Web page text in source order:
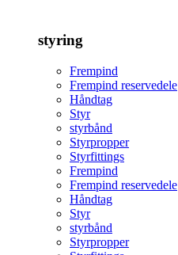
styring
Frempind
Frempind reservedele
Håndtag
Styr
styrbånd
Styrpropper
Styrfittings
Frempind
Frempind reservedele
Håndtag
Styr
styrbånd
Styrpropper